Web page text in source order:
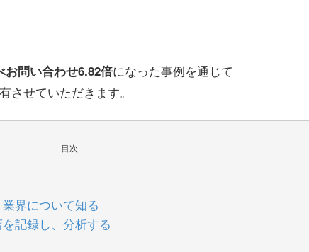
お問い合わせ6.82倍になった事例を通じて
させていただきます。
目次
界について知る
記録し、分析する